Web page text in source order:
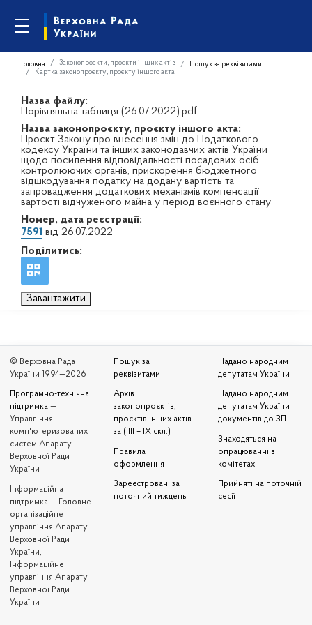
Головна Законопроєкти, проєкти інших актів
Пошук за реквізитами
Картка законопроєкту, проєкту іншого акта
Назва файлу:
Порівняльна таблиця (26.07.2022).pdf
Назва законопроєкту, проєкту іншого акта:
Проєкт Закону про внесення змін до Податкового
кодексу України та інших законодавчих актів України
щодо посилення відповідальності посадових осіб
контролюючих органів, прискорення бюджетного
відшкодування податку на додану вартість та
запровадження додаткових механізмів компенсації
вартості відчуженого майна у період воєнного стану
Номер, дата реєстрації:
7591 від 26.07.2022
Поділитись:
Завантажити
© Верховна Рада
України 1994—2026
Програмно-технічна
підтримка —
Управління
комп'ютеризованих
систем Апарату
Верховної Ради
України
Iнформаційна
підтримка — Головне
організаційне
управління Апарату
Верховної Ради
України,
Інформаційне
управління Апарату
Верховної Ради
України
Пошук за
реквізитами
Архів
законопроєктів,
проєктів інших актів
за ( III – IX скл.)
Правила
оформлення
Зареєстровані за
поточний тиждень
Надано народним
депутатам України
Надано народним
депутатам України
документів до ЗП
Знаходяться на
опрацюванні в
комітетах
Прийняті на поточній
сесії